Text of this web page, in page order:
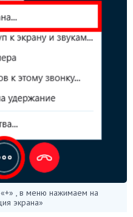
, в меню нажимаем на
экрана»